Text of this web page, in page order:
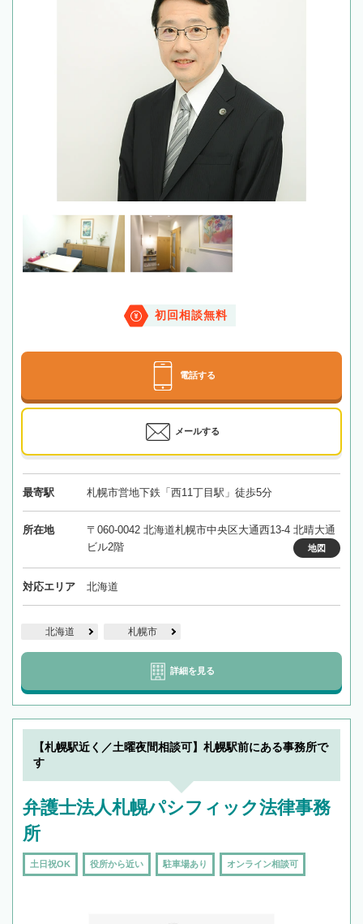
初回相談無料
電話する
メールする
最寄駅 札幌市営地下鉄「西11丁目駅」徒歩5分
所在地
〒060-0042 北海道札幌市中央区大通西13-4 北晴大通
ビル2階
地図
対応エリア 北海道
北海道 札幌市
詳細を見る
【札幌駅近く／土曜夜間相談可】札幌駅前にある事務所で
す
弁護士法人札幌パシフィック法律事務
所
土日祝OK 役所から近い 駐車場あり オンライン相談可